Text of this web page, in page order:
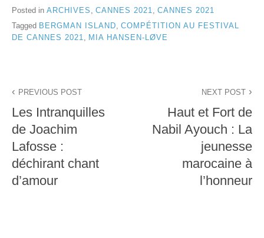
Posted in ARCHIVES CANNES 2021
CANNES 2021
Tagged BERGMAN ISLAND COMPÉTITION AU FESTIVAL
DE CANNES 2021
MIA HANSEN-LØVE
de
l’article
PREVIOUS POST
Les Intranquilles
de Joachim
Lafosse :
déchirant chant
d’amour
NEXT POST
Haut et Fort de
Nabil Ayouch : La
jeunesse
marocaine à
l’honneur